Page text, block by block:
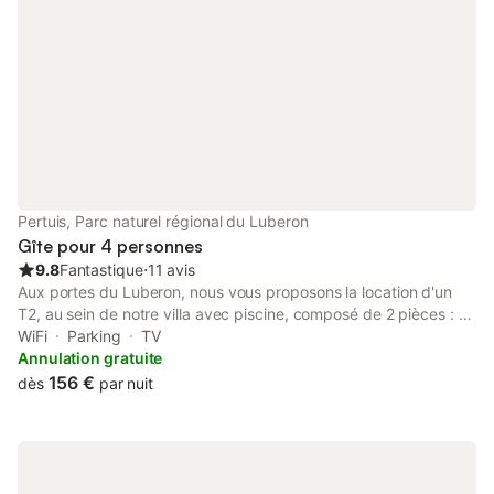
Pertuis, Parc naturel régional du Luberon
Gîte pour 4 personnes
9.8Fantastique⋅11 avis
Aux portes du Luberon, nous vous proposons la location d'un
T2, au sein de notre villa avec piscine, composé de 2 pièces : -
1 grande chambre pour 4 personnes (2 adultes/2 enfants) avec
un lit en 160 et 2 lits superposés ainsi qu'une salle d'eau
attenante avec lavabo et douche. - 1 salon avec TV / cuisine
WiFi Parking
TV
Annulation gratuite
dès 156 € par nuit